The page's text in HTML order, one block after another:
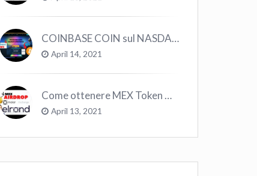
COINBASE COIN sul NASDAQ e le CRYPTO volano!
April 14, 2021
Come ottenere MEX Token GRATIS su Elrond ?
April 13, 2021